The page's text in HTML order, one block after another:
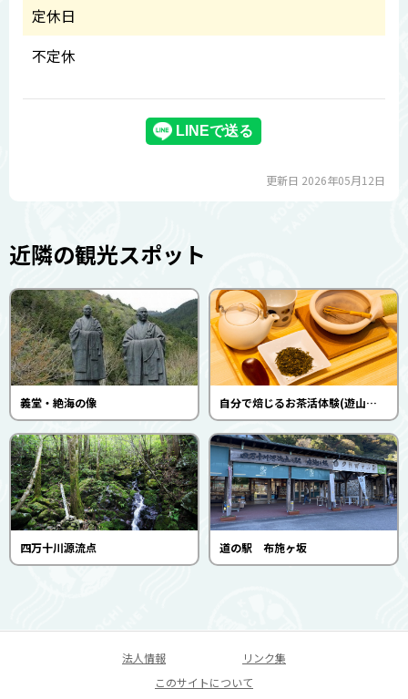
定休日
不定休
更新日 2026年05月12日
近隣の観光スポット
義堂・絶海の像 自分で焙じるお茶活体験(遊山四万十 せいらんの里)
四万十川源流点 道の駅 布施ヶ坂
法人情報
リンク集
このサイトについて